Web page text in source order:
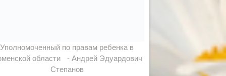
Уполномоченный по правам ребенка в
области - Андрей Эдуардович
Степанов